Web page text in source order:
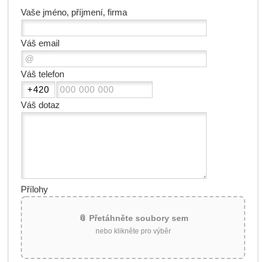
Vaše jméno, příjmení, firma
Váš email
Váš telefon
Váš dotaz
Přílohy
📎 Přetáhněte soubory sem
nebo klikněte pro výběr